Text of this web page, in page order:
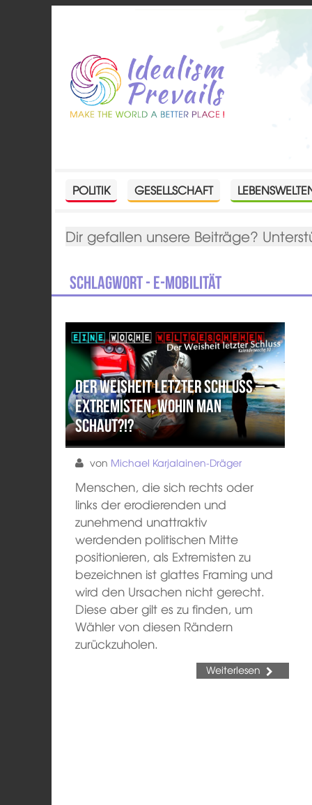
POLITIK GESELLSCHAFT
Dir gefallen unsere Beiträge?
Schlagwort - E-Mobilität
Der Weisheit letzter Schluss –
Extremisten, wohin man
schaut?!?
von Michael Karjalainen-Dräger
Menschen, die sich rechts oder
links der erodierenden und
zunehmend unattraktiv
werdenden politischen Mitte
positionieren, als Extremisten zu
bezeichnen ist glattes Framing und
wird den Ursachen nicht gerecht.
Diese aber gilt es zu finden, um
Wähler von diesen Rändern
zurückzuholen.
Weiterlesen